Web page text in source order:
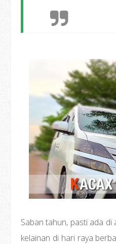
Saban tahun, pasti ada di
kelainan di hari raya